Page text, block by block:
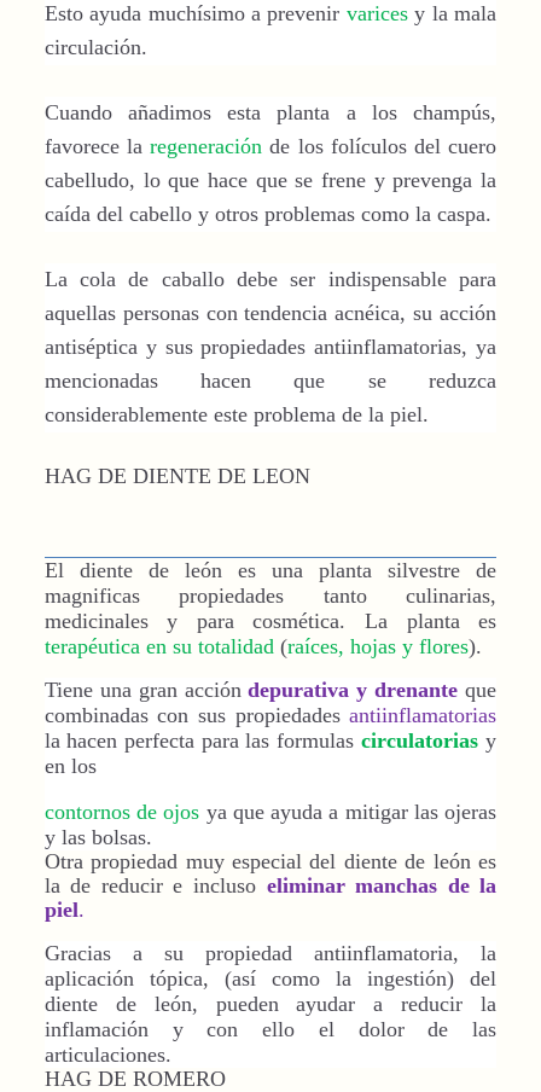
Esto ayuda muchísimo a prevenir varicesy la mala
circulación.
Cuando añadimos esta planta a los champús,
favorece laregeneración de los folículos del cuero
cabelludo, lo que hace que se frene y prevenga la
caída del cabello y otros problemas como la caspa.
La cola de caballo debe ser indispensable para
aquellas personas con tendencia acnéica, su acción
antiséptica y sus propiedades antiinflamatorias, ya
mencionadas hacen que se reduzca
considerablemente este problema de la piel.
HAG DE DIENTE DE LEON
El diente de león es una planta silvestre de
magnificas propiedades tanto culinarias,
medicinales y para cosmética. La planta es
terapéutica en su totalidad (raíces, hojas y flores).
Tiene una gran accióndepurativa y drenante que
combinadas con sus propiedadesantiinflamatorias
la hacen perfecta para las formulas circulatoriasy
en los
contornos de ojos ya que ayuda a mitigar las ojeras
y las bolsas.
Otra propiedad muy especial del diente de león es
la de reducir e incluso eliminar manchas de la
piel.
Gracias a su propiedad antiinflamatoria, la
aplicación tópica, (así como la ingestión) del
diente de león, pueden ayudar a reducir la
inflamación y con ello el dolor de las
articulaciones.
HAG DE ROMERO